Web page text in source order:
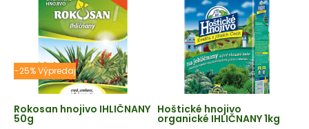
-25% Výpredaj
Rokosan hnojivo IHLIČNANY
50g
Hoštické hnojivo
organické IHLIČNANY 1kg